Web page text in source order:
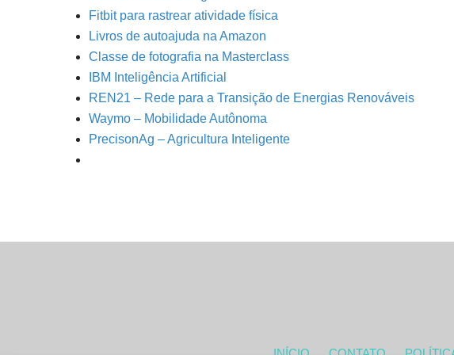
Fitbit para rastrear atividade física
Livros de autoajuda na Amazon
Classe de fotografia na Masterclass
IBM Inteligência Artificial
REN21 – Rede para a Transição de Energias Renováveis
Waymo – Mobilidade Autônoma
PrecisonAg – Agricultura Inteligente